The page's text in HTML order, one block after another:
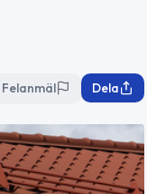
Felanmäl Dela